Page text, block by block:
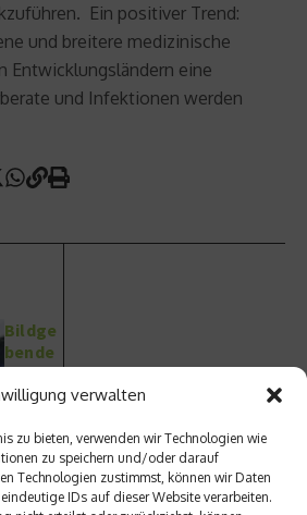
verwalten
zu bieten, verwenden wir Technologien wie
zu speichern und/oder darauf
Technologien zustimmst, können wir Daten
IDs auf dieser Website verarbeiten.
Ein positiver Trend:
und breitere medizinische
Entwicklungsländern eine
und Infektionen werden
Bildge
bende
Verfah
ren:
funkti
oniert
die
Positr
Nächster Beitrag
Choles
terin in
der
Nahru